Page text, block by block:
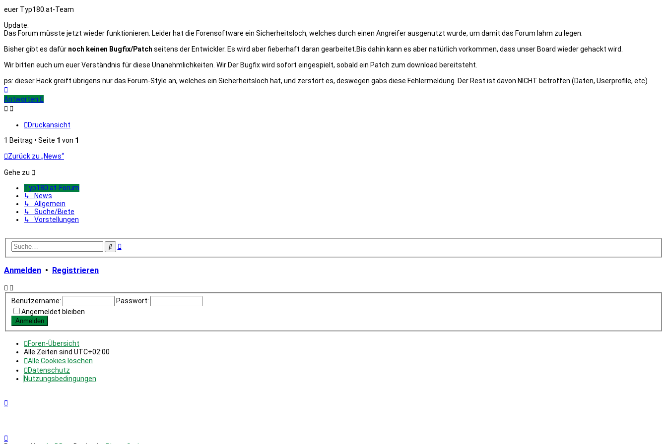
euer Typ180.at-Team
Update:
Das Forum müsste jetzt wieder funktionieren. Leider hat die Forensoftware ein Sicherheitsloch, welches durch einen Angreifer ausgenutzt wurde, um damit das Forum lahm zu legen.
Bisher gibt es dafür noch keinen Bugfix/Patch seitens der Entwickler. Es wird aber fieberhaft daran gearbeitet.Bis dahin kann es aber natürlich vorkommen, dass unser Board wieder gehackt wird.
Wir bitten euch um euer Verständnis für diese Unanehmlichkeiten. Wir Der Bugfix wird sofort eingespielt, sobald ein Patch zum download bereitsteht.
ps: dieser Hack greift übrigens nur das Forum-Style an, welches ein Sicherheitsloch hat, und zerstört es, deswegen gabs diese Fehlermeldung. Der Rest ist davon NICHT betroffen (Daten, Userprofile, etc)
oben
Antworten
Druckansicht
1 Beitrag • Seite 1 von 1
Zurück zu „News“
Gehe zu
Typ180.at-Forum
↳ News
↳ Allgemein
↳ Suche/Biete
↳ Vorstellungen
SucheErweiterte
Anmelden • Registrieren
Benutzername:
Passwort:
Angemeldet bleiben
Foren-Übersicht
Alle Zeiten sind UTC+02:00
Alle Cookies löschen
Datenschutz
Nutzungsbedingungen